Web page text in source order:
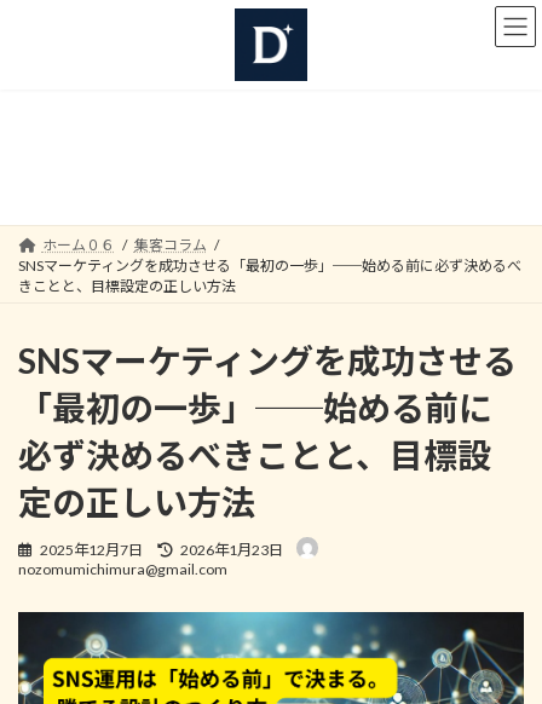
プ
動
ホーム０６
集客コラム
SNSマーケティングを成功させる「最初の一歩」──始める前に必ず決めるべ
きことと、目標設定の正しい方法
SNSマーケティングを成功させる
「最初の一歩」──始める前に
必ず決めるべきことと、目標設
定の正しい方法
2025年12月7日
最
終
新
日
時
:
2026年1月23日
nozomumichimura@gmail.com